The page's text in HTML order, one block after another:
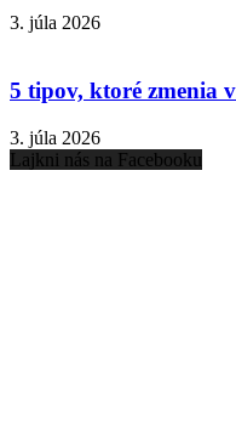
3. júla 2026
5 tipov, ktoré zmenia
3. júla 2026
Lajkni nás na Facebooku